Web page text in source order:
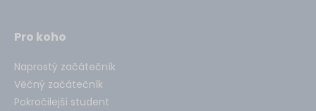
Pro koho
Naprostý začátečník
Věčný začátečník
Pokročilejší student